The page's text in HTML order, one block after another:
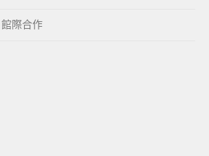
館際合作